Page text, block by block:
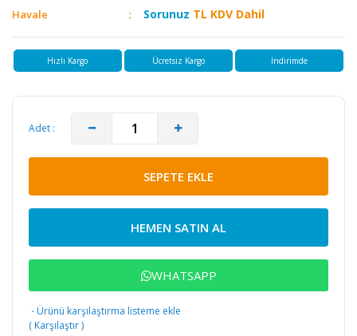
Havale Sorunuz TL KDV Dahil
Hızlı Kargo Ücretsiz Kargo İndirimde
Adet :
SEPETE EKLE
HEMEN SATIN AL
WHATSAPP
· Ürünü karşılaştırma listeme ekle
( Karşılaştır)